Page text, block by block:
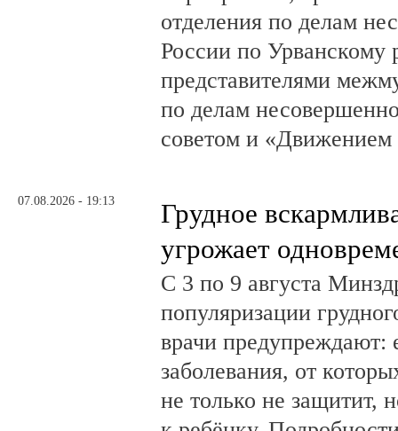
отделения по делам
России по Урванскому
представителями
по делам
советом и
07.08.2026 - 19:13
Грудное
угрожает
С 3 по 9 августа
популяризации
врачи предупреждают:
заболевания, от
не только не защитит,